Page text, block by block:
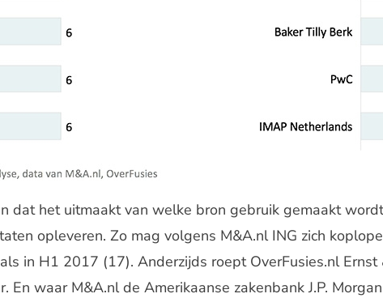
dat het uitmaakt van welke bron gebruik gemaakt
opleveren. Zo mag volgens M&A.nl ING zich
in H1 2017 (17). Anderzijds roept OverFusies.nl
En waar M&A.nl de Amerikaanse zakenbankJ.P. Morgan